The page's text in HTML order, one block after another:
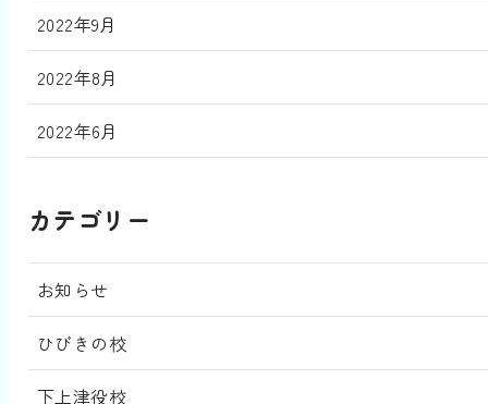
2022年9月
2022年8月
2022年6月
カテゴリー
お知らせ
ひびきの校
下上津役校